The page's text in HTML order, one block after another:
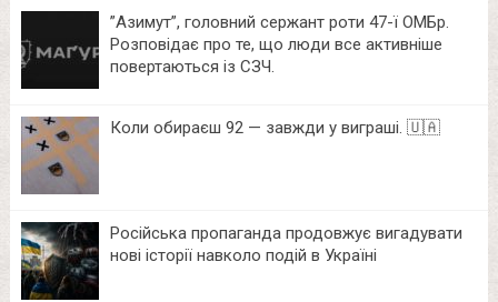
⁨”Азимут”, головний сержант роти 47-ї ОМБр.
Розповідає про те, що люди все активніше
повертаються із СЗЧ.
Коли обираєш 92 — завжди у виграші. 🇺🇦
Російська пропаганда продовжує вигадувати
нові історії навколо подій в Україні